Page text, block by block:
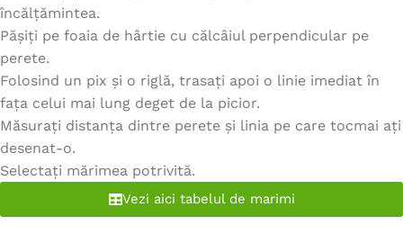
încălțămintea.
Pășiți pe foaia de hârtie cu călcâiul perpendicular pe
perete.
Folosind un pix și o riglă, trasați apoi o linie imediat în
fața celui mai lung deget de la picior.
Măsurați distanța dintre perete și linia pe care tocmai ați
desenat-o.
Selectați mărimea potrivită.
Vezi aici tabelul de marimi